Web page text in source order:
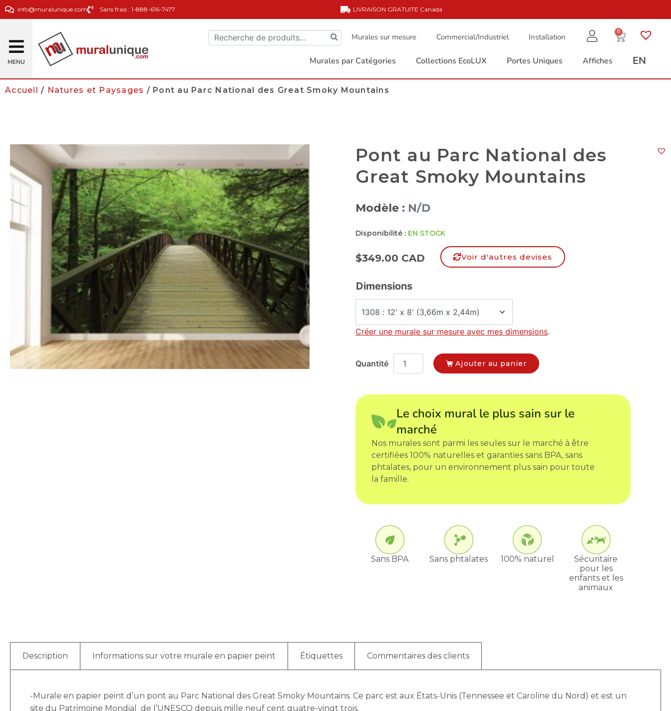
info@muralunique.com Sans frais : 1-888-616-7477 LIVRAISON GRATUITE Canada
MENU
Murales sur mesure Commercial/Industriel Installation
0
Murales par Catégories Collections EcoLUX Portes Uniques Affiches EN
Accueil / Natures et Paysages / Pont au Parc National des Great Smoky Mountains
Pont au Parc National des
Great Smoky Mountains
Modèle : N/D
Disponibilité : EN STOCK
$349.00 CAD Voir d'autres devises
Dimensions
Créer une murale sur mesure avec mes dimensions.
Ajouter au panier
Le choix mural le plus sain sur le
marché
Nos murales sont parmi les seules sur le marché à être
certifiées 100% naturelles et garanties sans BPA, sans
phtalates, pour un environnement plus sain pour toute
la famille.
Sans BPA Sans phtalates 100% naturel
Sécuritaire
pour les
enfants et les
animaux
Description Informations sur votre murale en papier peint Étiquettes Commentaires des clients
-Murale en papier peint d’un pont au Parc National des Great Smoky Mountains. Ce parc est aux États-Unis (Tennessee et Caroline du Nord) et est un
site du Patrimoine Mondial de l’UNESCO depuis mille neuf cent quatre-vingt trois.